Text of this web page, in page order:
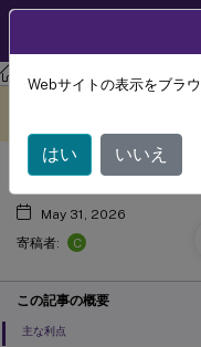
はじめに
May 31, 2026
寄稿者:
C
この記事の概要
主な利点
Webサイトの表示をブラ
はい いいえ